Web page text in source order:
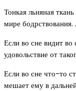
Тонкая льняная
мире бодрствования.
Если во сне видит
удовольствие от
Если во сне что-то
мешает ему в